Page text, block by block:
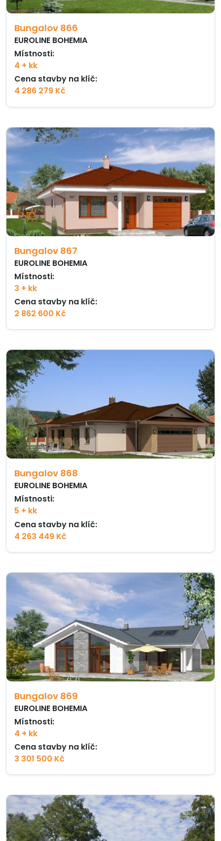
Bungalov 866
EUROLINE BOHEMIA
Místnosti:
4 + kk
Cena stavby na klíč:
4 286 279 Kč
Bungalov 867
EUROLINE BOHEMIA
Místnosti:
3 + kk
Cena stavby na klíč:
2 862 600 Kč
Bungalov 868
EUROLINE BOHEMIA
Místnosti:
5 + kk
Cena stavby na klíč:
4 263 449 Kč
Bungalov 869
EUROLINE BOHEMIA
Místnosti:
4 + kk
Cena stavby na klíč:
3 301 500 Kč